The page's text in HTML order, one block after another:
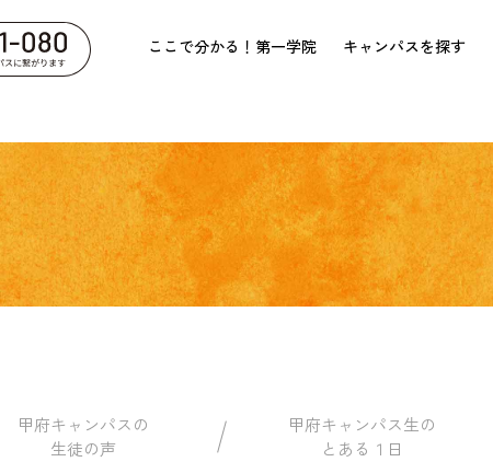
ここで分かる！第一学院 キャンパスを探す
甲府キャンパスの
生徒の声
甲府キャンパス生の
とある１日